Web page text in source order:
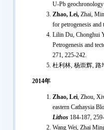
U-Pb
Zhao, Lei, Zhai,
for petrogenesis
Lilin Du, Chonghui
Petrogenesis and
271, 225-242.
杜利林, 杨崇辉, 路
2014年
Zhao, Lei, Zhou,
eastern Cathaysia
Lithos 184-187,
Wang Wei, Zhai